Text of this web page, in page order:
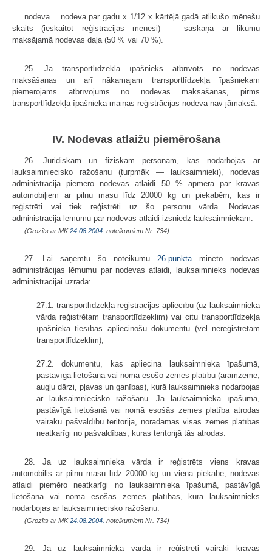
nodeva = nodeva par gadu x 1/12 x kārtējā gadā atlikušo mēnešu
skaits (ieskaitot reģistrācijas mēnesi) — saskaņā ar likumu
maksājamā nodevas daļa (50 % vai 70 %).
25. Ja transportlīdzekļa īpašnieks atbrīvots no nodevas
maksāšanas un arī nākamajam transportlīdzekļa īpašniekam
piemērojams atbrīvojums no nodevas maksāšanas, pirms
transportlīdzekļa īpašnieka maiņas reģistrācijas nodeva nav jāmaksā.
IV. Nodevas atlaižu piemērošana
26. Juridiskām un fiziskām personām, kas nodarbojas ar
lauksaimniecisko ražošanu (turpmāk — lauksaimnieki), nodevas
administrācija piemēro nodevas atlaidi 50 % apmērā par kravas
automobiļiem ar pilnu masu līdz 20000 kg un piekabēm, kas ir
reģistrēti vai tiek reģistrēti uz šo personu vārda. Nodevas
administrācija lēmumu par nodevas atlaidi izsniedz lauksaimniekam.
(Grozīts ar MK24.08.2004. noteikumiem Nr. 734)
27. Lai saņemtu šo noteikumu 26.punktāminēto nodevas
administrācijas lēmumu par nodevas atlaidi, lauksaimnieks nodevas
administrācijai uzrāda:
27.1. transportlīdzekļa reģistrācijas apliecību (uz lauksaimnieka
vārda reģistrētam transportlīdzeklim) vai citu transportlīdzekļa
īpašnieka tiesības apliecinošu dokumentu (vēl nereģistrētam
transportlīdzeklim);
27.2. dokumentu, kas apliecina lauksaimnieka īpašumā,
pastāvīgā lietošanā vai nomā esošo zemes platību (aramzeme,
augļu dārzi, pļavas un ganības), kurā lauksaimnieks nodarbojas
ar lauksaimniecisko ražošanu. Ja lauksaimnieka īpašumā,
pastāvīgā lietošanā vai nomā esošās zemes platība atrodas
vairāku pašvaldību teritorijā, norādāmas visas zemes platības
neatkarīgi no pašvaldības, kuras teritorijā tās atrodas.
28. Ja uz lauksaimnieka vārda ir reģistrēts viens kravas
automobilis ar pilnu masu līdz 20000 kg un viena piekabe, nodevas
atlaidi piemēro neatkarīgi no lauksaimnieka īpašumā, pastāvīgā
lietošanā vai nomā esošās zemes platības, kurā lauksaimnieks
nodarbojas ar lauksaimniecisko ražošanu.
(Grozīts ar MK24.08.2004. noteikumiem Nr. 734)
29. Ja uz lauksaimnieka vārda ir reģistrēti vairāki kravas